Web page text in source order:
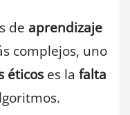
de aprendizaje
complejos, uno
éticos es la falta